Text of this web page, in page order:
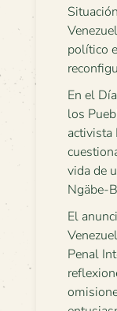
político
En el
los
vida de
Ngäbe-
El
Penal